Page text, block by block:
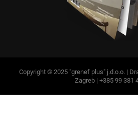
Copyright © 2025 "grenef plus" j.d.o.o. |
Zagreb | +385 99 381